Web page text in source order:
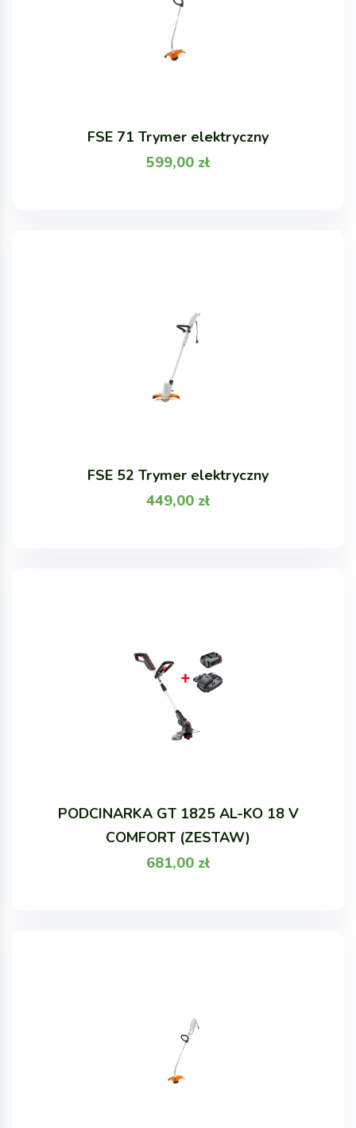
FSE 71 Trymer elektryczny
599,00 zł
FSE 52 Trymer elektryczny
449,00 zł
PODCINARKA GT 1825 AL-KO 18 V
COMFORT (ZESTAW)
681,00 zł